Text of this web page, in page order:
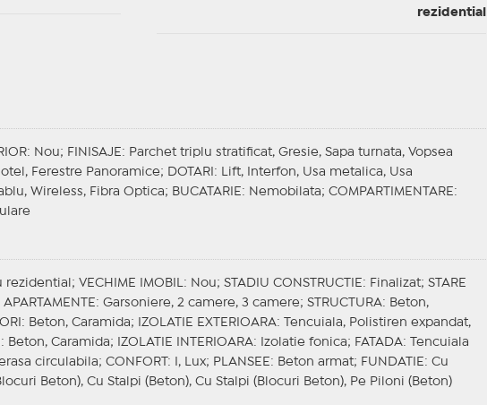
rezidential
: Nou; FINISAJE : Parchet triplu stratificat, Gresie, Sapa turnata, Vopsea
Ferestre Panoramice;
DOTARI : Lift, Interfon, Usa metalica, Usa
Wireless, Fibra Optica; BUCATARIE : Nemobilata; COMPARTIMENTARE :
rezidential; VECHIME IMOBIL : Nou; STADIU CONSTRUCTIE : Finalizat; STARE
APARTAMENTE : Garsoniere, 2 camere, 3 camere; STRUCTURA: Beton,
: Beton, Caramida; IZOLATIE EXTERIOARA: Tencuiala, Polistiren expandat,
: Beton, Caramida; IZOLATIE INTERIOARA: Izolatie fonica; FATADA: Tencuiala
circulabila; CONFORT : I, Lux; PLANSEE : Beton armat; FUNDATIE : Cu
Beton), Cu Stalpi (Beton), Cu Stalpi (Blocuri Beton), Pe Piloni (Beton)